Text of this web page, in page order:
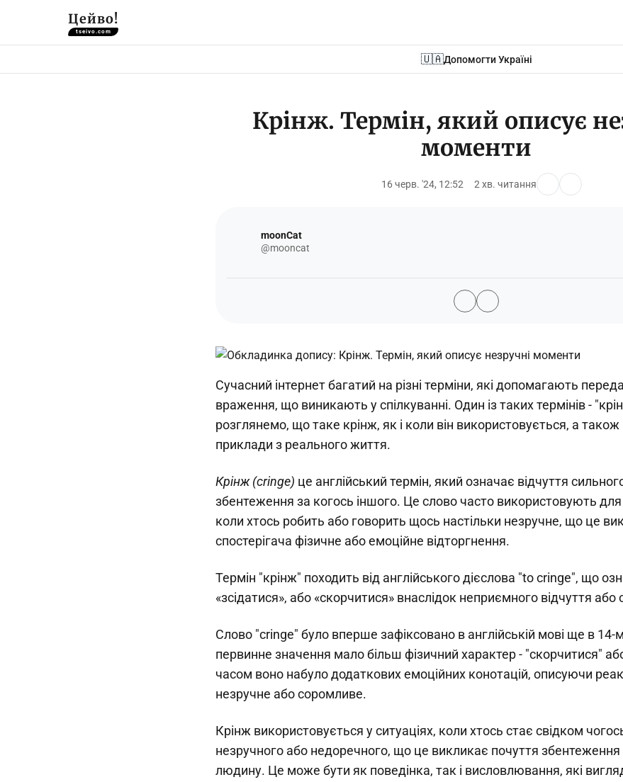
Цейво!
tseivo.com
🇺🇦Допомогти Україні
Крінж. Термін, який описує
моменти
16 черв. '24, 12:52 2 хв. читання
moonCat
@mooncat
Сучасний інтернет багатий на різні терміни, які допомагають
враження, що виникають у спілкуванні. Один із таких термінів -
розглянемо, що таке крінж, як і коли він використовується, а
приклади з реального життя.
Крінж (cringe) це англійський термін, який означає відчуття
збентеження за когось іншого. Це слово часто використовують для
коли хтось робить або говорить щось настільки незручне, що це
спостерігача фізичне або емоційне відторгнення.
Термін "крінж" походить від англійського дієслова "to cringe", що
«зсідатися», або «скорчитися» внаслідок неприємного відчуття або
Слово "cringe" було вперше зафіксовано в англійській мові ще в 14-
первинне значення мало більш фізичний характер - "скорчитися"
часом воно набуло додаткових емоційних конотацій, описуючи
незручне або соромливе.
Крінж використовується у ситуаціях, коли хтось стає свідком
незручного або недоречного, що це викликає почуття
людину. Це може бути як поведінка, так і висловлювання, які